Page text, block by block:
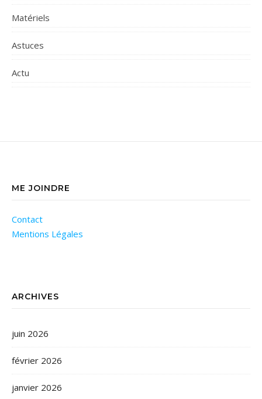
Matériels
Astuces
Actu
ME JOINDRE
Contact
Mentions Légales
ARCHIVES
juin 2026
février 2026
janvier 2026